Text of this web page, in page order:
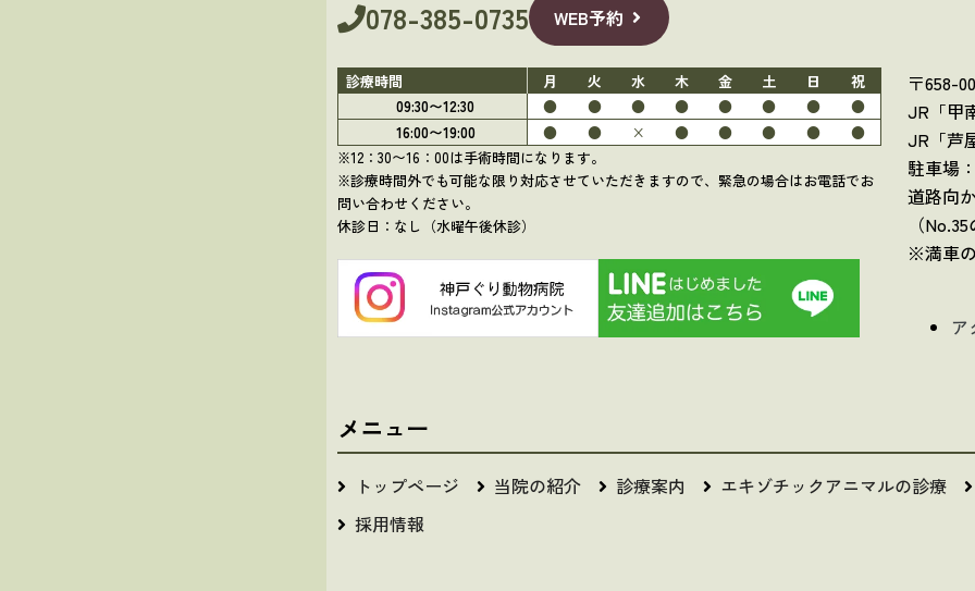
078-385-0735 WEB予約
診療時間 月 火 水 木 金 土 日
祝
09:30〜12:30
● ● ● ● ● ● ●
●
16:00〜19:00
● ● × ● ● ● ●
●
※12：30〜16：00は手術時間になります。
※診療時間外でも可能な限り対応させていただきますので、緊急の場合はお電話でお
問い合わせください。
休診日：なし（水曜午後休診）
〒658-
JR「甲
JR「芦
駐車場
道路向
（
※満車
ア
メニュー
トップページ 当院の紹介 診療案内 エキゾチックアニマルの診療
採用情報